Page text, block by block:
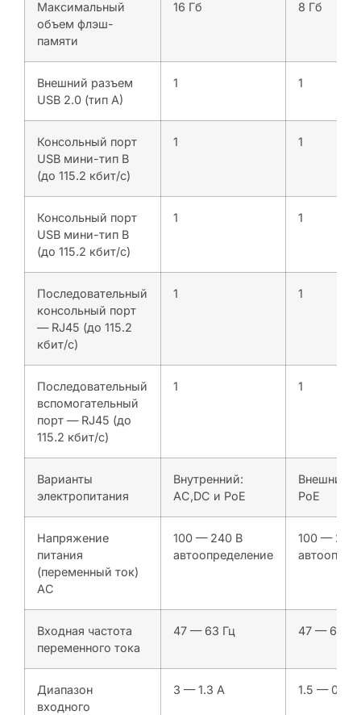
Максимальный
объем флэш-
памяти
16 Гб 8 Гб
Внешний разъем
USB 2.0 (тип A)
1 1
Консольный порт
USB мини-тип B
(до 115.2 кбит/с)
1 1
Консольный порт
USB мини-тип B
(до 115.2 кбит/с)
1 1
Последовательный
консольный порт
— RJ45 (до 115.2
кбит/с)
1 1
Последовательный
вспомогательный
порт — RJ45 (до
115.2 кбит/с)
1 1
Варианты
электропитания
Внутренний:
AC,DC и PoE
Внешний:
PoE
Напряжение
питания
(переменный ток)
AC
100 — 240 В
автоопределение
100 — 240
Входная частота
переменного тока
47 — 63 Гц 47 — 63 Гц
Диапазон
входного
3 — 1.3 A 1.5 — 0.6 A